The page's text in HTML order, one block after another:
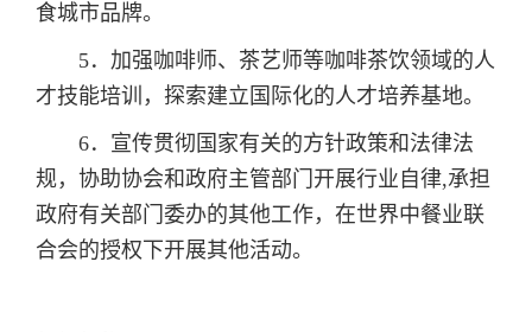
食城市品牌。
5．加强咖啡师、茶艺师等咖啡茶饮领域的人
才技能培训，探索建立国际化的人才培养基地。
6．宣传贯彻国家有关的方针政策和法律法
规，协助协会和政府主管部门开展行业自律,承担
政府有关部门委办的其他工作，在世界中餐业联
合会的授权下开展其他活动。